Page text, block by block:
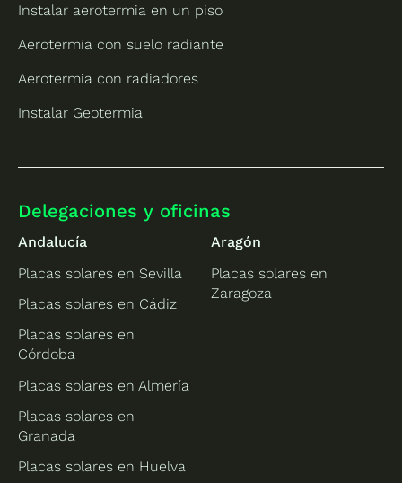
Instalar aerotermia en un piso
Aerotermia con suelo radiante
Aerotermia con radiadores
Instalar Geotermia
Delegaciones y oficinas
Andalucía
Placas solares en Sevilla
Placas solares en Cádiz
Placas solares en
Córdoba
Placas solares en Almería
Placas solares en
Granada
Placas solares en Huelva
Aragón
Placas solares en
Zaragoza